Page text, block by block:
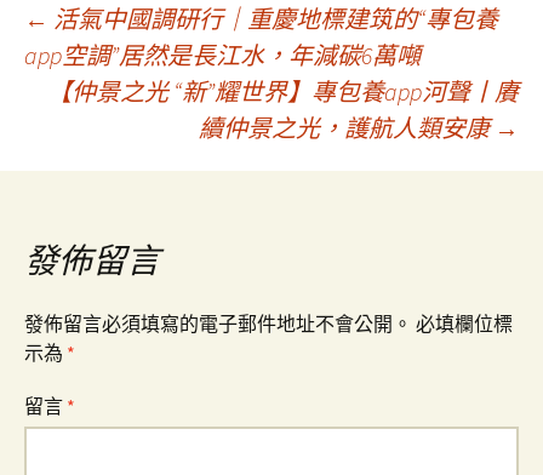
文
導
覽
← 活氣中國調研行｜重慶地標建筑的“專包養
app空調”居然是長江水，年減碳6萬噸
【仲景之光 “新”耀世界】專包養app河聲丨賡
續仲景之光，護航人類安康 →
發佈留言
發佈留言必須填寫的電子郵件地址不會公開。 必填欄位標
示為 *
留言 *